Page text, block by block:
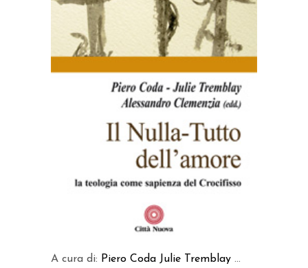
AGGIUNGI AL CARRELLO
A cura di: Piero Coda Julie Tremblay ...